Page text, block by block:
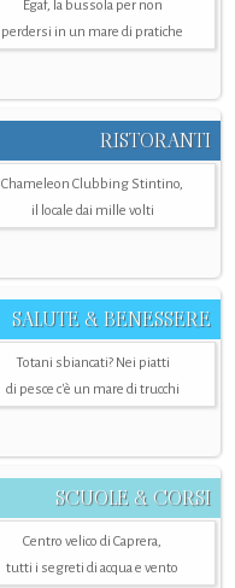
Egaf, la bussola per non
perdersi in un mare di pratiche
RISTORANTI
Chameleon Clubbing Stintino,
il locale dai mille volti
SALUTE & BENESSERE
Totani sbiancati? Nei piatti
di pesce c'è un mare di trucchi
SCUOLE & CORSI
Centro velico di Caprera,
tutti i segreti di acqua e vento